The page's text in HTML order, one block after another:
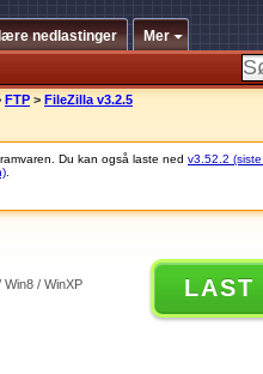
nedlastinger Mer
FTP > FileZilla v3.2.5
Du kan også laste ned v3.52.2
Win8 / WinXP LAST